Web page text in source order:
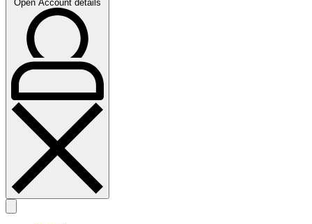
Open Account details